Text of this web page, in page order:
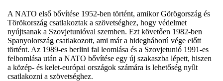
A NATO első bővítése 1952-ben történt, amikor Görögország és
Törökország csatlakoztak a szövetséghez, hogy védelmet
nyújtsanak a Szovjetunióval szemben. Ezt követően 1982-ben
Spanyolország csatlakozott, ami már a hidegháború vége előtt
történt. Az 1989-es berlini fal leomlása és a Szovjetunió 1991-es
felbomlása után a NATO bővítése egy új szakaszba lépett, hiszen
a közép- és kelet-európai országok számára is lehetőség nyílt
csatlakozni a szövetséghez.